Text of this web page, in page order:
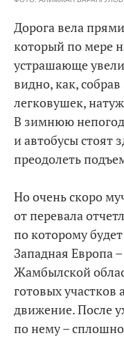
Дорога вела
который по мере
устрашающе
видно, как,
легковушек,
В зимнюю
и автобусы стоят
преодолеть
Но очень скоро
от перевала
по которому
Западная Европа
Жамбылской
готовых участков
движение. После
по нему –